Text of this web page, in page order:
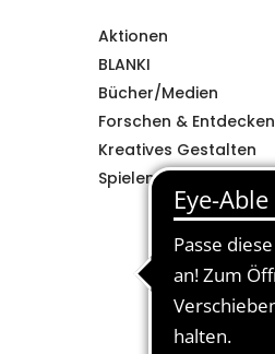
Aktionen
BLANKI
Bücher/Medien
Forschen & Entdecken
Kreatives Gestalten
Spielen & Lernen